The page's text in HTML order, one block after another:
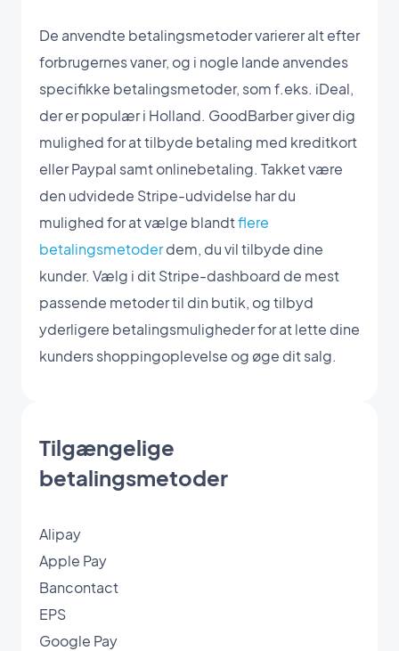
De anvendte betalingsmetoder varierer alt efter
forbrugernes vaner, og i nogle lande anvendes
specifikke betalingsmetoder, som f.eks. iDeal,
der er populær i Holland. GoodBarber giver dig
mulighed for at tilbyde betaling med kreditkort
eller Paypal samt onlinebetaling. Takket være
den udvidede Stripe-udvidelse har du
mulighed for at vælge blandtflere
betalingsmetoderdem, du vil tilbyde dine
kunder. Vælg i dit Stripe-dashboard de mest
passende metoder til din butik, og tilbyd
yderligere betalingsmuligheder for at lette dine
kunders shoppingoplevelse og øge dit salg.
Tilgængelige
betalingsmetoder
Alipay
Apple Pay
Bancontact
EPS
Google Pay